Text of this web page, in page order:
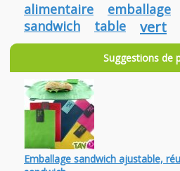
alimentaire emballage
sandwich table vert
Suggestions de
Emballage sandwich ajustable,